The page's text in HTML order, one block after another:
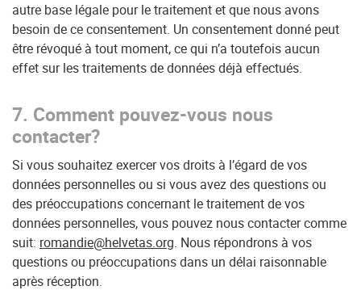
autre base légale pour le traitement et que nous avons
besoin de ce consentement. Un consentement donné peut
être révoqué à tout moment, ce qui n’a toutefois aucun
effet sur les traitements de données déjà effectués.
7. Comment pouvez-vous nous
contacter?
Si vous souhaitez exercer vos droits à l’égard de vos
données personnelles ou si vous avez des questions ou
des préoccupations concernant le traitement de vos
données personnelles, vous pouvez nous contacter comme
suit: romandie@helvetas.org. Nous répondrons à vos
questions ou préoccupations dans un délai raisonnable
après réception.